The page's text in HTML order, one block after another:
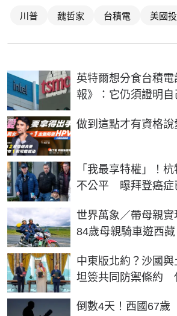
川普 魏哲家 台積電 美國
英特爾想分食台積
報》：它仍須證明自
做到這點才有資格說
PR
「我最享特權」！
不公平 曝拜登癌症
世界萬象／帶母親
84歲母親騎車遊西藏
中東版北約？沙國
坦簽共同防禦條約
倒數4天！西國67歲